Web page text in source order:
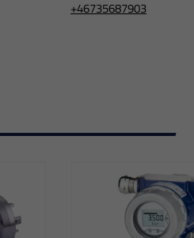
+46735687903